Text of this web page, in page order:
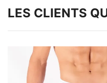
LES CLIENTS